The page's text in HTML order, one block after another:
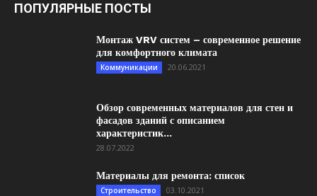
ПОПУЛЯРНЫЕ ПОСТЫ
Монтаж VRV систем – современное решение
для комфортного климата
Коммуникации 20.06.2021
Обзор современных материалов для стен и
фасадов зданий с описанием
характеристик...
28.07.2022
Материалы для ремонта: список
Строительство 03.10.2021